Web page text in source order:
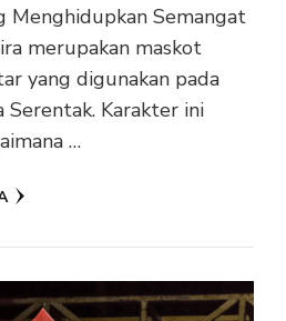
Menghidupkan Semangat
merupakan maskot
yang digunakan pada
Serentak. Karakter ini
…